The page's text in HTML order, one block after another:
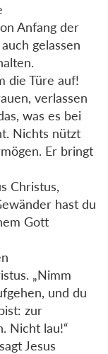
Anfang der
gelassen
die Türe auf!
verlassen
was es bei
Nichts nützt
Er bringt
Christus,
hast du
Gott
„Nimm
und du
zur
Nicht lau!“
Jesus